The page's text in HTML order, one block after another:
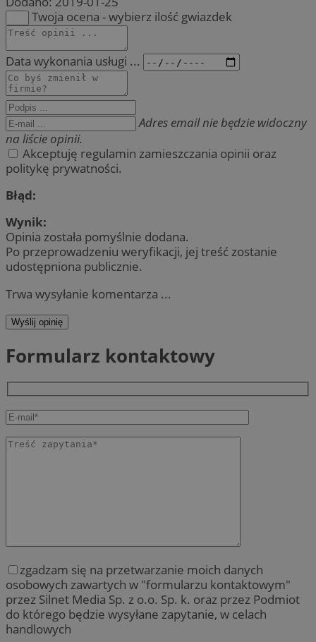
Twoja ocena - wybierz ilość gwiazdek
Data wykonania usługi ...
Adres email nie będzie widoczny
na liście opinii.
Akceptuję regulamin zamieszczania opinii oraz
politykę prywatności.
Błąd:
Wynik:
Opinia została pomyślnie dodana.
Po przeprowadzeniu weryfikacji, jej treść zostanie
udostępniona publicznie.
Trwa wysyłanie komentarza ...
Wyślij opinię
Formularz kontaktowy
zgadzam się na przetwarzanie moich danych
osobowych zawartych w "formularzu kontaktowym"
przez Silnet Media Sp. z o.o. Sp. k. oraz przez Podmiot
do którego będzie wysyłane zapytanie, w celach
handlowych